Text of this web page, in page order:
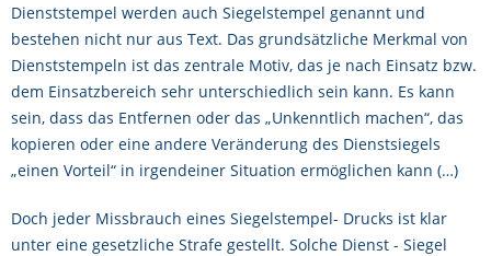
Dienststempel werden auch Siegelstempel genannt und
bestehen nicht nur aus Text. Das grundsätzliche Merkmal von
Dienststempeln ist das zentrale Motiv, das je nach Einsatz bzw.
dem Einsatzbereich sehr unterschiedlich sein kann. Es kann
sein, dass das Entfernen oder das „Unkenntlich machen“, das
kopieren oder eine andere Veränderung des Dienstsiegels
„einen Vorteil“ in irgendeiner Situation ermöglichen kann (…)
Doch jeder Missbrauch eines Siegelstempel- Drucks ist klar
unter eine gesetzliche Strafe gestellt. Solche Dienst - Siegel